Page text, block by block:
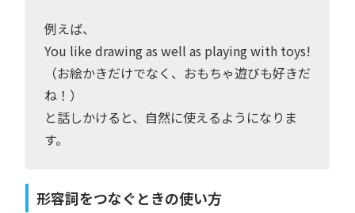
例えば、
You like drawing as well as playing with toys!
（お絵かきだけでなく、おもちゃ遊びも好きだ
ね！）
と話しかけると、自然に使えるようになりま
す。
形容詞をつなぐときの使い方